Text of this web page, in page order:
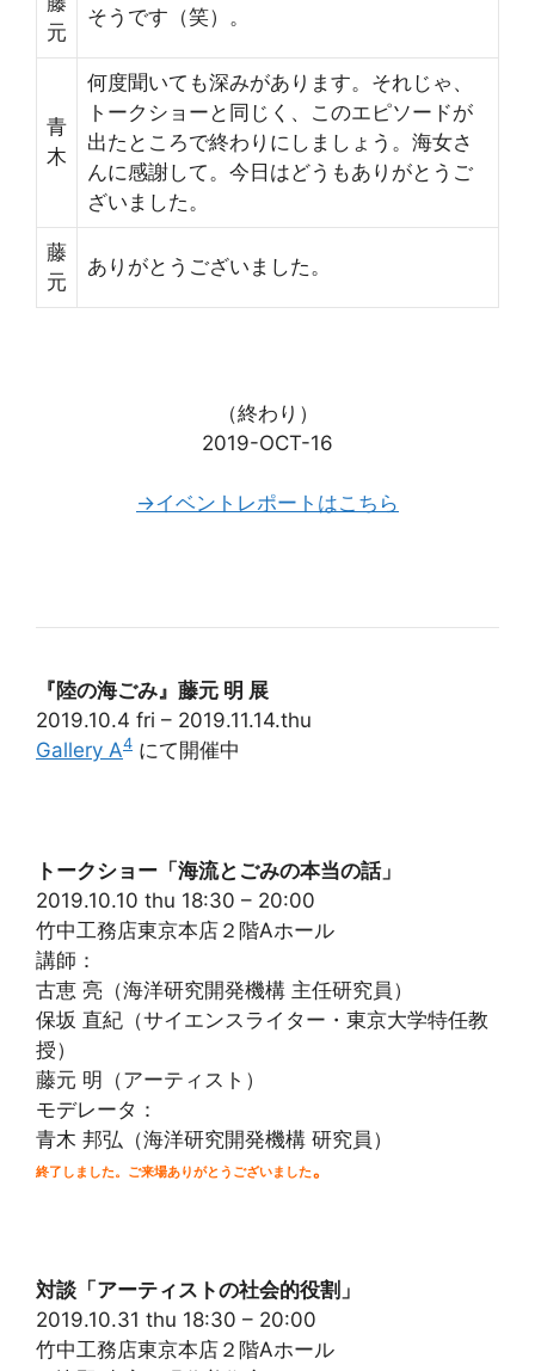
元
そうです（笑）。
青
木
何度聞いても深みがあります。それじゃ、
トークショーと同じく、このエピソードが
出たところで終わりにしましょう。海女さ
んに感謝して。今日はどうもありがとうご
ざいました。
藤
元
ありがとうございました。
（終わり）
2019-OCT-16
→イベントレポートはこちら
『陸の海ごみ』藤元 明 展
2019.10.4 fri – 2019.11.14.thu
Gallery A4 にて開催中
トークショー「海流とごみの本当の話」
2019.10.10 thu 18:30 – 20:00
竹中工務店東京本店２階Aホール
講師：
古恵 亮（海洋研究開発機構 主任研究員）
保坂 直紀（サイエンスライター・東京大学特任教
授）
藤元 明（アーティスト）
モデレータ：
青木 邦弘（海洋研究開発機構 研究員）
終了しました。ご来場ありがとうございました 。
対談「アーティストの社会的役割」
2019.10.31 thu 18:30 – 20:00
竹中工務店東京本店２階Aホール